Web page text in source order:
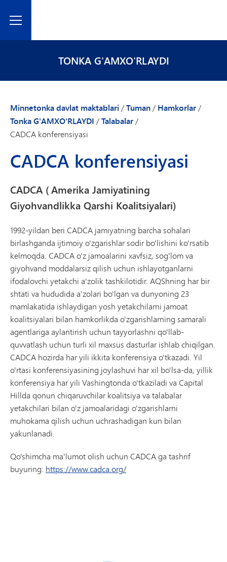
Toggle Menu
TONKA G'AMXO'RLAYDI
Minnetonka davlat maktablari /Tuman/ Hamkorlar/
Tonka G'AMXO'RLAYDI /Talabalar/
CADCA konferensiyasi
CADCA konferensiyasi
CADCA (Amerika Jamiyatining
Giyohvandlikka Qarshi Koalitsiyalari)
1992-yildan beri CADCA jamiyatning barcha sohalari
birlashganda ijtimoiy o'zgarishlar sodir bo'lishini ko'rsatib
kelmoqda. CADCA o'z jamoalarini xavfsiz, sog'lom va
giyohvand moddalarsiz qilish uchun ishlayotganlarni
ifodalovchi yetakchi a'zolik tashkilotidir. AQShning har bir
shtati va hududida a'zolari bo'lgan va dunyoning 23
mamlakatida ishlaydigan yosh yetakchilarni jamoat
koalitsiyalari bilan hamkorlikda o'zgarishlarning samarali
agentlariga aylantirish uchun tayyorlashni qo'llab-
quvvatlash uchun turli xil maxsus dasturlar ishlab chiqilgan.
CADCA hozirda har yili ikkita konferensiya o'tkazadi. Yil
o'rtasi konferensiyasining joylashuvi har xil bo'lsa-da, yillik
konferensiya har yili Vashingtonda o'tkaziladi va Capital
Hillda qonun chiqaruvchilar koalitsiya va talabalar
yetakchilari bilan o'z jamoalaridagi o'zgarishlarni
muhokama qilish uchun uchrashadigan kun bilan
yakunlanadi.
Qo'shimcha ma'lumot olish uchun CADCA ga tashrif
buyuring: https://www.cadca.org/